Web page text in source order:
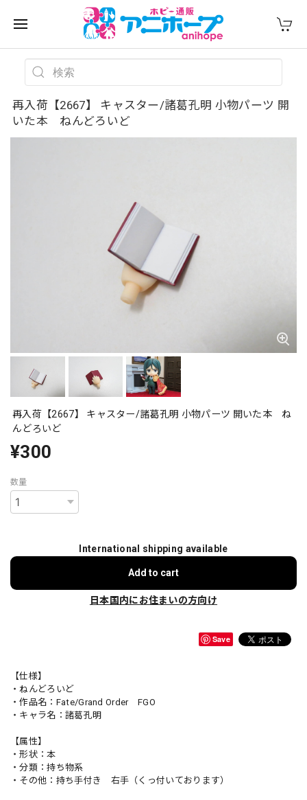
再入荷【2667】 キャスター/諸葛孔明 小物パーツ 開
いた本 ねんどろいど
再入荷【2667】 キャスター/諸葛孔明 小物パーツ 開いた本 ね
んどろいど
¥300
数量
International shipping available
Add to cart
日本国内にお住まいの方向け
Save
【仕様】
・ねんどろいど
・作品名：Fate/Grand Order FGO
・キャラ名：諸葛孔明
【属性】
・形状：本
・分類：持ち物系
・その他：持ち手付き 右手（くっ付いております）